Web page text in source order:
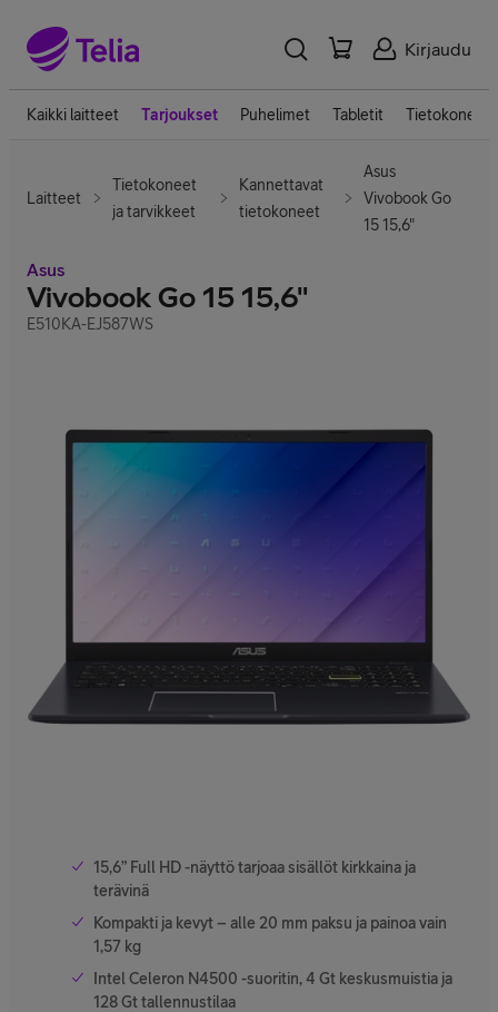
Kirjaudu
Kaikki laitteet Tarjoukset Puhelimet Tabletit Tietokoneet
Laitteet
Tietokoneet
ja tarvikkeet
Kannettavat
tietokoneet
Asus
Vivobook Go
15 15,6"
Asus
Vivobook Go 15 15,6"
E510KA-EJ587WS
15,6” Full HD -näyttö tarjoaa sisällöt kirkkaina ja
terävinä
Kompakti ja kevyt – alle 20 mm paksu ja painoa vain
1,57 kg
Intel Celeron N4500 -suoritin, 4 Gt keskusmuistia ja
128 Gt tallennustilaa